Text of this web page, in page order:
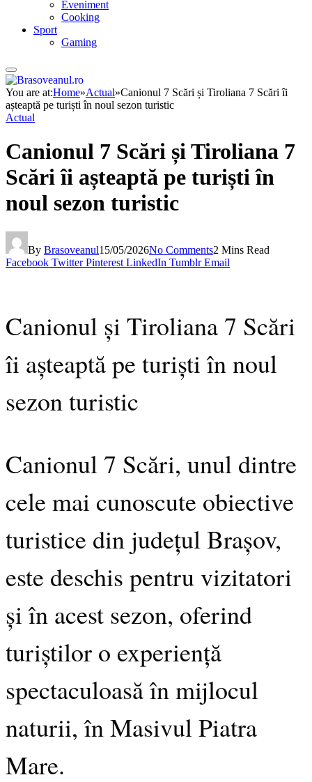
Eveniment
Cooking
Sport
Gaming
You are at:Home»Actual»Canionul 7 Scări și Tiroliana 7 Scări îi
așteaptă pe turiști în noul sezon turistic
Actual
Canionul 7 Scări și Tiroliana 7
Scări îi așteaptă pe turiști în
noul sezon turistic
By Brasoveanul15/05/2026No Comments2 Mins Read
Facebook Twitter Pinterest LinkedIn Tumblr Email
Canionul și Tiroliana 7 Scări
îi așteaptă pe turiști în noul
sezon turistic
Canionul 7 Scări, unul dintre
cele mai cunoscute obiective
turistice din județul Brașov,
este deschis pentru vizitatori
și în acest sezon, oferind
turiștilor o experiență
spectaculoasă în mijlocul
naturii, în Masivul Piatra
Mare.